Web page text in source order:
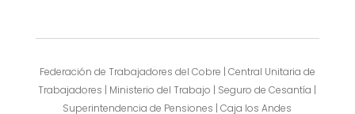
Federación de Trabajadores del Cobre | Central Unitaria de
Trabajadores | Ministerio del Trabajo | Seguro de Cesantía |
Superintendencia de Pensiones | Caja los Andes